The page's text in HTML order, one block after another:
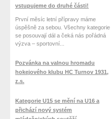
vstupujeme do druhé části!
První měsíc letní přípravy máme
úspěšně za sebou. Všechny kategorie
se posouvají dál a čeká nás pořádná
výzva – sportovní...
Pozvánka na valnou hromadu
hokejového klubu HC Turnov 1931,
z.s.
Kategorie U15 se mění na U16 a
přichází nový systém